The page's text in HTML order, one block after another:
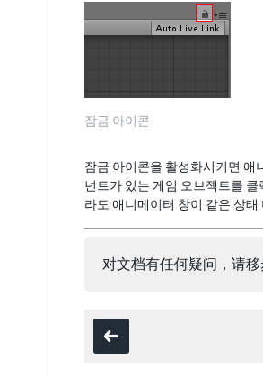
잠금 아이콘
잠금 아이콘을 활성화시키면 애
넌트가 있는 게임 오브젝트를
라도 애니메이터 창이 같은 상
对文档有任何疑问，请移